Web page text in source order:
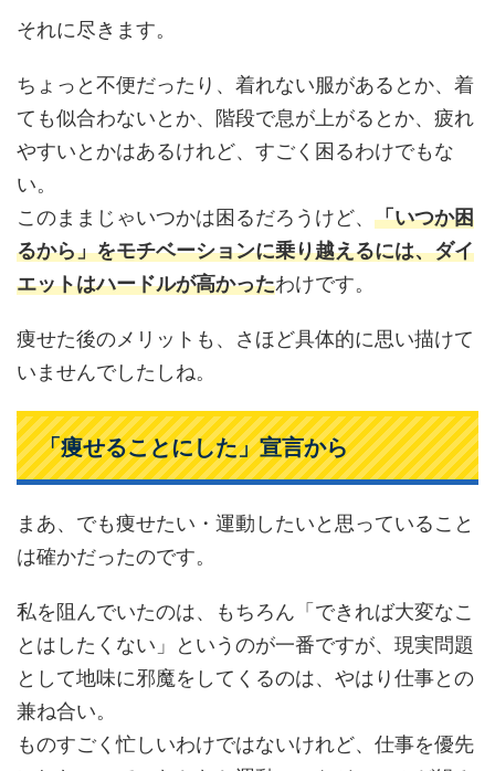
それに尽きます。
ちょっと不便だったり、着れない服があるとか、着
ても似合わないとか、階段で息が上がるとか、疲れ
やすいとかはあるけれど、すごく困るわけでもな
い。
このままじゃいつかは困るだろうけど、 「いつか困
るから」をモチベーションに乗り越えるには、ダイ
エットはハードルが高かったわけです。
痩せた後のメリットも、さほど具体的に思い描けて
いませんでしたしね。
「痩せることにした」宣言から
まあ、でも痩せたい・運動したいと思っていること
は確かだったのです。
私を阻んでいたのは、もちろん「できれば大変なこ
とはしたくない」というのが一番ですが、現実問題
として地味に邪魔をしてくるのは、やはり仕事との
兼ね合い。
ものすごく忙しいわけではないけれど、仕事を優先